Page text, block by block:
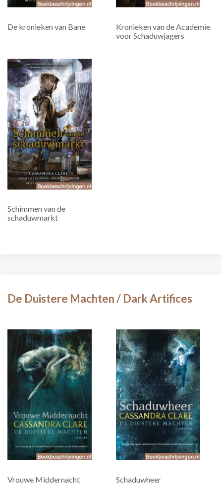
De kronieken van Bane
Kronieken van de Academie
voor Schaduwjagers
Schimmen van de
schaduwmarkt
De Duistere Machten / Dark Artifices
Vrouwe Middernacht Schaduwheer